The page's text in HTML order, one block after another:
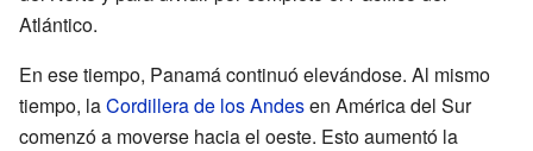
Atlántico.
En ese tiempo, Panamá continuó elevándose. Al mismo
tiempo, laCordillera de los Andesen América del Sur
comenzó a moverse hacia el oeste. Esto aumentó la